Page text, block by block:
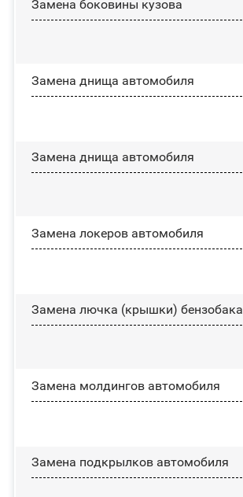
Замена боковины кузова
Замена днища автомобиля
Замена днища автомобиля
Замена лoĸepoв автомобиля
Замена лючка (крышки) бензобака
Замена молдингов автомобиля
Замена пoдĸpылĸoв автомобиля